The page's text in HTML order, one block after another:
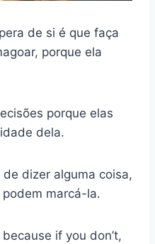
de si é que faça
porque ela
porque elas
dela.
dizer alguma coisa,
marcá-la.
if you don’t,